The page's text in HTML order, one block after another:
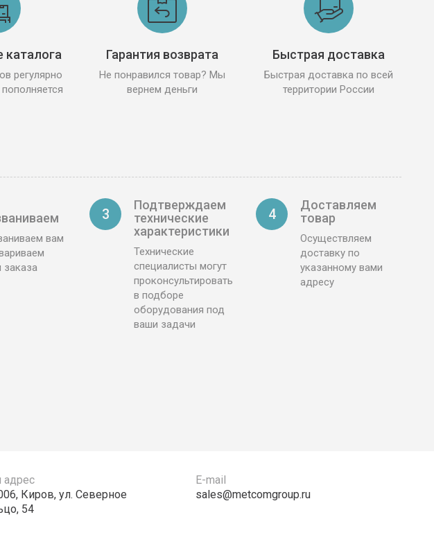
каталога
регулярно
Гарантия возврата
Не понравился товар? Мы
вернем деньги
Быстрая доставка
Быстрая доставка по всей
территории России
вам
заказа
3
Подтверждаем
технические
характеристики
Технические
специалисты могут
проконсультировать
в подборе
оборудования под
ваши задачи
4
Доставляем
товар
Осуществляем
доставку по
указанному вами
адресу
Киров, ул. Северное
54
E-mail
sales@metcomgroup.ru